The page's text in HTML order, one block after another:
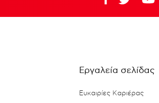
Εργαλεία σελίδας
Ευκαιρίες Καριέρας